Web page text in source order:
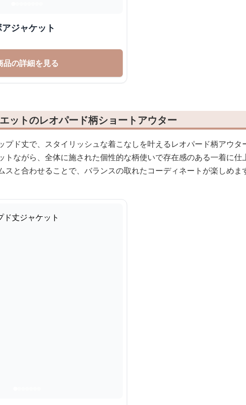
ジャケット
品の詳細を見る
ットのレオパード柄ショートアウター
プド丈で、スタイリッシュな着こなしを叶えるレオパード柄アウタ
トながら、全体に施された個性的な柄使いで存在感のある一着に仕
スと合わせることで、バランスの取れたコーディネートが楽しめま